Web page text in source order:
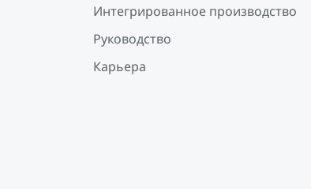
Интегрированное производство
Руководство
Карьера